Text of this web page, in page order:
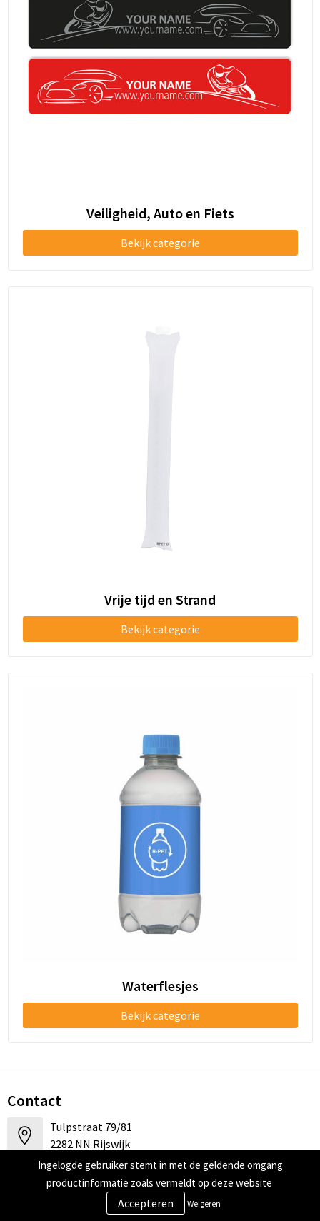
Veiligheid, Auto en Fiets
Bekijk categorie
Vrije tijd en Strand
Bekijk categorie
Waterflesjes
Bekijk categorie
Contact
Tulpstraat 79/81
2282 NN Rijswijk
+31 (0)85 07 17 888
Ingelogde gebruiker stemt in met de geldende omgang
productinformatie zoals vermeldt op deze website
Weigeren